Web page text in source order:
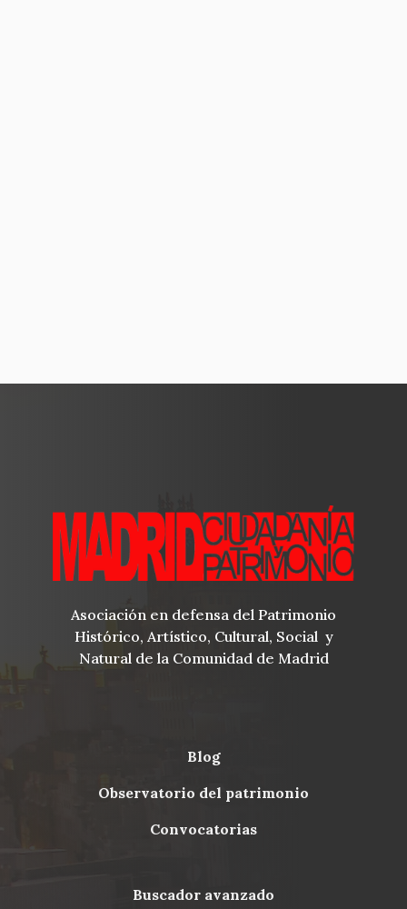
Asociación en defensa del Patrimonio
Histórico, Artístico, Cultural, Social y
Natural de la Comunidad de Madrid
Menu
blog
observatorio del patrimonio
convocatorias
buscador avanzado